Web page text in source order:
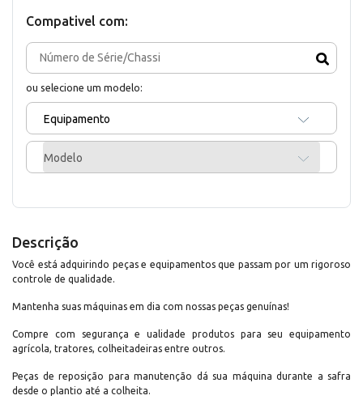
Compativel com:
ou selecione um modelo:
Equipamento
Modelo
Descrição
Você está adquirindo peças e equipamentos que passam por um rigoroso
controle de qualidade.
Mantenha suas máquinas em dia com nossas peças genuínas!
Compre com segurança e ualidade produtos para seu equipamento
agrícola, tratores, colheitadeiras entre outros.
Peças de reposição para manutenção dá sua máquina durante a safra
desde o plantio até a colheita.